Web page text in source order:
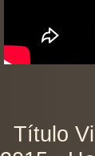
Título